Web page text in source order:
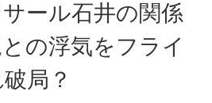
ール石井の関係
の浮気をフライ
局？